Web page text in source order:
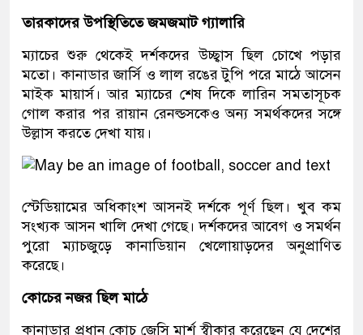
তারকাদের উপস্থিতিতে জমজমাট গ্যালারি
ম্যাচের শুরু থেকেই দর্শকদের উচ্ছ্বাস ছিল চোখে পড়ার
মতো। কানাডার জার্সি ও লাল রঙের টুপি পরে মাঠে আসেন
মাইক মায়ার্স। আর ম্যাচের শেষ দিকে লারিন সমতাসূচক
গোল করার পর রায়ান রেনল্ডসকেও অন্য সমর্থকদের সঙ্গে
উল্লাস করতে দেখা যায়।
স্টেডিয়ামের অধিকাংশ আসনই দর্শকে পূর্ণ ছিল। খুব কম
সংখ্যক আসন খালি দেখা গেছে। দর্শকদের আবেগ ও সমর্থন
পুরো ম্যাচজুড়ে কানাডিয়ান খেলোয়াড়দের অনুপ্রাণিত
করেছে।
কোচের নজর ছিল মাঠে
কানাডার প্রধান কোচ জেসি মার্শ স্বীকার করেছেন যে দেশের